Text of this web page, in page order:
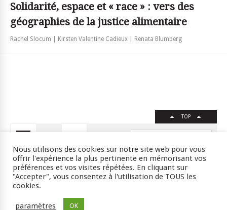
Solidarité, espace et « race » : vers des
géographies de la justice alimentaire
Rachel Slocum | Kirsten Valentine Cadieux | Renata Blumberg
TOP
Crédits RSS Plan du site
ISSN : 2105-0392 l © 2009 JSSJ
Nous utilisons des cookies sur notre site web pour vous
offrir l'expérience la plus pertinente en mémorisant vos
préférences et vos visites répétées. En cliquant sur
"Accepter", vous consentez à l'utilisation de TOUS les
cookies.
paramètres OK